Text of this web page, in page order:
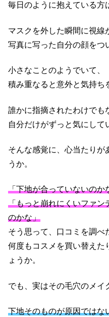
毎日のように抱えている方
マスクを外した瞬間に視線
写真に写った自分の顔をつ
小さなことのようでいて、
積み重なると意外と気持ち
誰かに指摘されたわけでも
自分だけがずっと気にして
そんな感覚に、心当たりが
うか。
「下地が合っていないのか
「もっと崩れにくいファン
のかな」
そう思って、口コミを調べ
何度もコスメを買い替えた
ょうか。
でも、実はその毛穴のメイ
下地そのものが原因ではな